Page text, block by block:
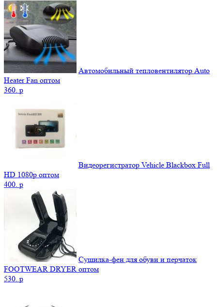
Автомобильный тепловентилятор Auto
Heater Fan оптом
360. p
Видеорегистратор Vehicle Blackbox Full
HD 1080p оптом
400. p
Сушилка-фен для обуви и перчаток
FOOTWEAR DRYER оптом
530. p